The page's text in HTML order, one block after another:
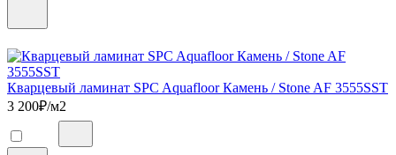
Кварцевый ламинат SPC Aquafloor Камень / Stone AF 3555SST
3 200₽/м2